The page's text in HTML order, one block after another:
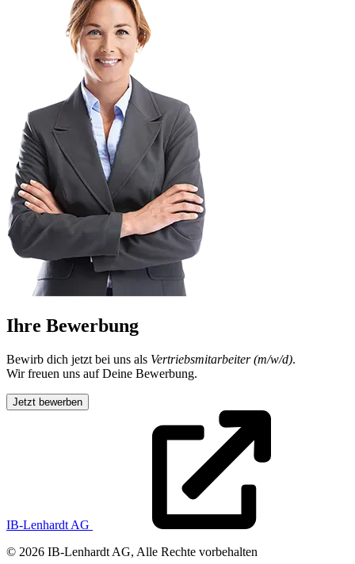
Ihre Bewerbung
Bewirb dich jetzt bei uns als Vertriebsmitarbeiter (m/w/d).
Wir freuen uns auf Deine Bewerbung.
Jetzt bewerben
IB-Lenhardt AG
© 2026 IB-Lenhardt AG, Alle Rechte vorbehalten